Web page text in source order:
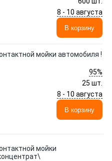
8 - 10 августа
В корзину
мойки автомобиля !
95%
25 шт.
8 - 10 августа
В корзину
мойки